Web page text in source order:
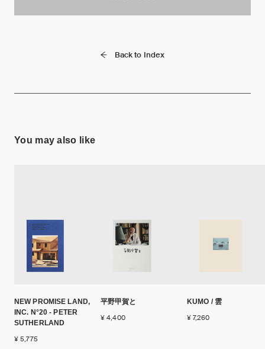
Back to Index
You may also like
NEW PROMISE LAND,
INC. N°20 - PETER
SUTHERLAND
¥ 5,775
平野甲賀と
¥ 4,400
KUMO / 雲
¥ 7,260